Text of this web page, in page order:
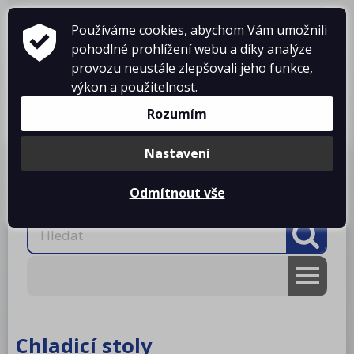
Košík je prázdný
O firmě
Projekty kuchyní
Ke stažení
RM gastro
Chladicí stoly
Používáme cookies, abychom Vám umožnili
pohodlné prohlížení webu a díky analýze
provozu neustále zlepšovali jeho funkce,
výkon a použitelnost.
Rozumím
Nastavení
Odmítnout vše